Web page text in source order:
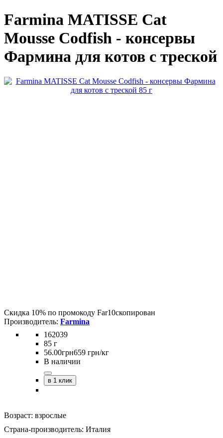
Farmina MATISSE Сat
Mousse Codfish - консервы
Фармина для котов с треской
Скидка 10% по промокоду Far10скопирован
Farmina
162039
85 г
56.00грн659 грн/кг
В наличии
в 1 клик
Возраст: взрослые
Страна-производитель: Италия